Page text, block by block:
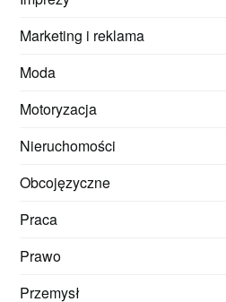
Marketing i reklama
Moda
Motoryzacja
Nieruchomości
Obcojęzyczne
Praca
Prawo
Przemysł